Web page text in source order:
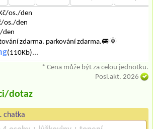
os./den
os./den
den
zdarma. parkování zdarma.🚐🌞
(110Kb)...
* Cena může být za celou jednotku.
Posl.akt. 2026
dotaz
chatka